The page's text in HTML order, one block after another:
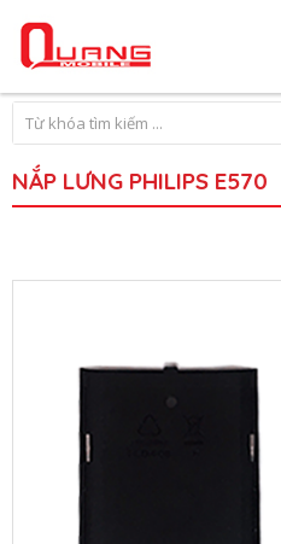
NẮP LƯNG PHILIPS E570